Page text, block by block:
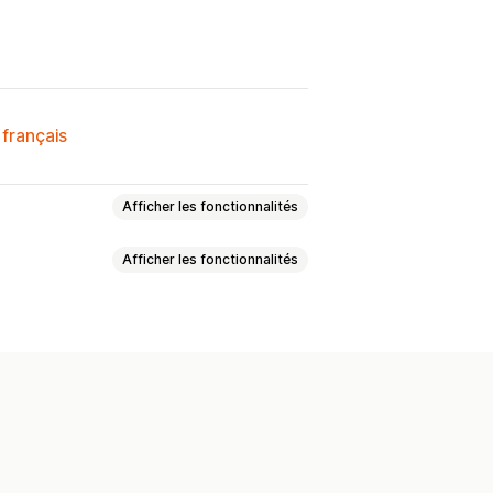
Afficher les fonctionnalités
Afficher les fonctionnalités